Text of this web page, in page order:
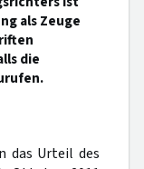
als Zeuge
die
das Urteil des